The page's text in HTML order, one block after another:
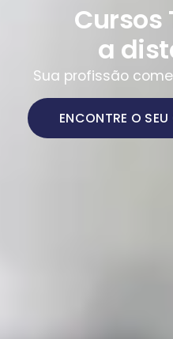
Cursos
a
Sua profissão
ENCONTRE O